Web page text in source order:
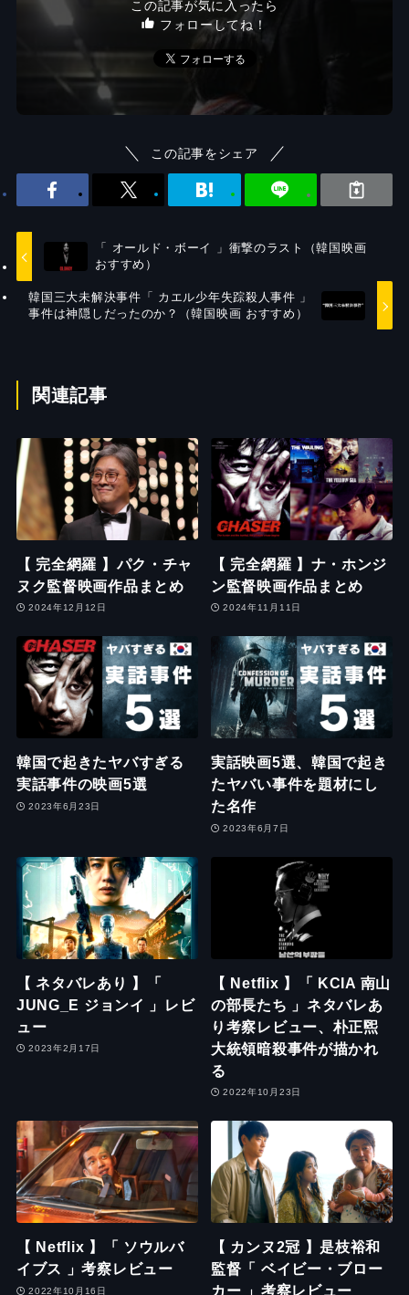
この記事が気に入ったら
フォローしてね！
この記事をシェア
「 オールド・ボーイ 」衝撃のラスト（韓国映画
おすすめ）
韓国三大未解決事件「 カエル少年失踪殺人事件 」
事件は神隠しだったのか？（韓国映画 おすすめ）
関連記事
【 完全網羅 】パク・チャ
ヌク監督映画作品まとめ
2024年12月12日
【 完全網羅 】ナ・ホンジ
ン監督映画作品まとめ
2024年11月11日
韓国で起きたヤバすぎる
実話事件の映画5選
2023年6月23日
実話映画5選、韓国で起き
たヤバい事件を題材にし
た名作
2023年6月7日
【 ネタバレあり 】「
JUNG_E ジョンイ 」レビ
ュー
2023年2月17日
【 Netflix 】「 KCIA 南山
の部長たち 」ネタバレあ
り考察レビュー、朴正煕
大統領暗殺事件が描かれ
る
2022年10月23日
【 Netflix 】「 ソウルバ
イブス 」考察レビュー
2022年10月16日
【 カンヌ2冠 】是枝裕和
監督「 ベイビー・ブロー
カー 」考察レビュー